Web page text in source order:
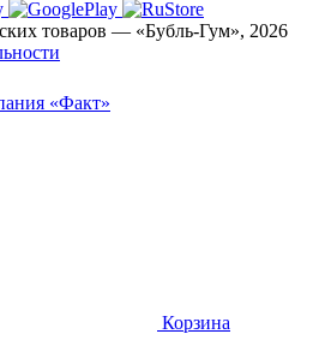
товаров — «Бубль-Гум», 2026
«Факт»
Корзина